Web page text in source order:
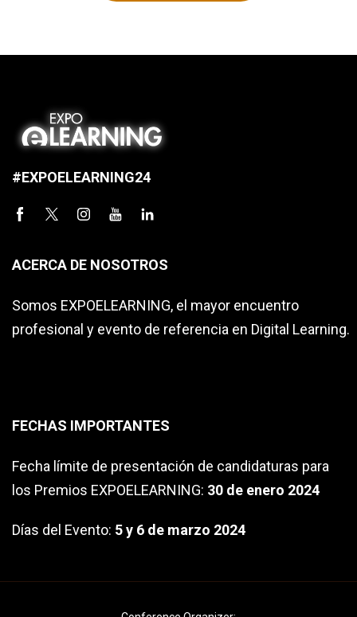
#EXPOELEARNING24
ACERCA DE NOSOTROS
Somos EXPOELEARNING, el mayor encuentro
profesional y evento de referencia en Digital Learning.
FECHAS IMPORTANTES
Fecha límite de presentación de candidaturas para
los Premios EXPOELEARNING: 30 de enero 2024
Días del Evento: 5 y 6 de marzo 2024